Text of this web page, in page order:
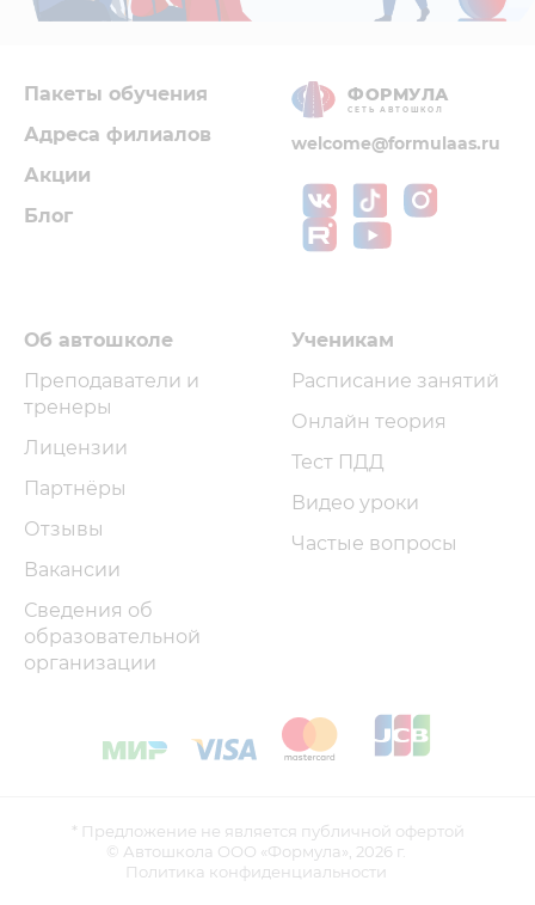
Пакеты обучения
Адреса филиалов
Акции
Блог
Об автошколе
Преподаватели и
тренеры
Лицензии
Партнёры
Отзывы
Вакансии
Сведения об
образовательной
организации
Ученикам
Расписание занятий
Онлайн теория
Тест ПДД
Видео уроки
Частые вопросы
ФОРМУЛА
СЕТЬ АВТОШКОЛ
welcome@formulaas.ru
* Предложение не является публичной офертой
© Автошкола ООО «Формула», 2026 г.
Политика конфиденциальности